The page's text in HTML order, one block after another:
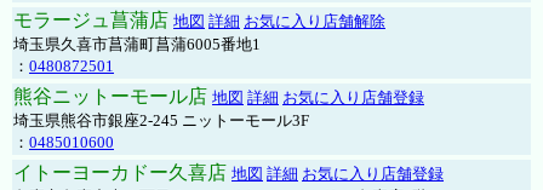
モラージュ菖蒲店 地図 詳細 お気に入り店舗解除
埼玉県久喜市菖蒲町菖蒲6005番地1
： 0480872501
熊谷ニットーモール店 地図 詳細 お気に入り店舗登録
埼玉県熊谷市銀座2-245 ニットーモール3F
： 0485010600
イトーヨーカドー久喜店 地図 詳細 お気に入り店舗登録